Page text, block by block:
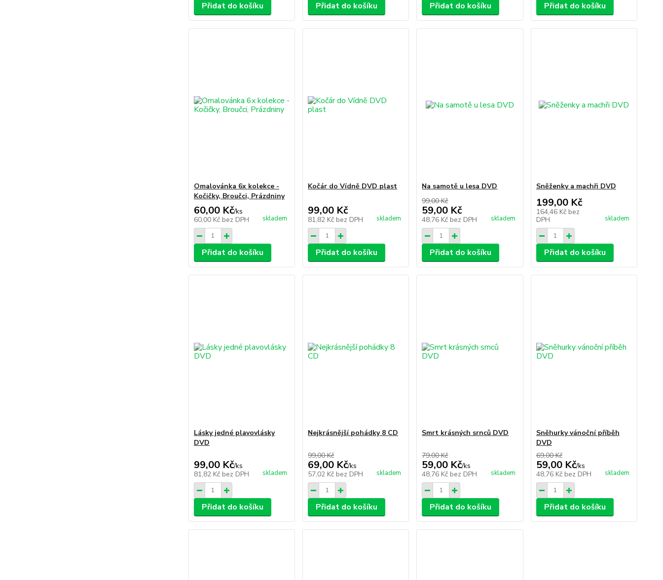
Přidat do košíku Přidat do košíku Přidat do košíku Přidat do košíku
Omalovánka 6x kolekce -
Kočičky, Broučci, Prázdniny
60,00 Kč/ks
60,00 Kč bez DPH skladem
Přidat do košíku
Kočár do Vídně DVD plast
99,00 Kč
81,82 Kč bez DPH skladem
Přidat do košíku
Na samotě u lesa DVD
99,00 Kč
59,00 Kč
48,76 Kč bez DPH skladem
Přidat do košíku
Sněženky a machři DVD
199,00 Kč
164,46 Kč bez
DPH
skladem
Přidat do košíku
Lásky jedné plavovlásky
DVD
99,00 Kč/ks
81,82 Kč bez DPH skladem
Přidat do košíku
Nejkrásnější pohádky 8 CD
99,00 Kč
69,00 Kč/ks
57,02 Kč bez DPH skladem
Přidat do košíku
Smrt krásných srnců DVD
79,00 Kč
59,00 Kč/ks
48,76 Kč bez DPH skladem
Přidat do košíku
Sněhurky vánoční příběh
DVD
69,00 Kč
59,00 Kč/ks
48,76 Kč bez DPH skladem
Přidat do košíku